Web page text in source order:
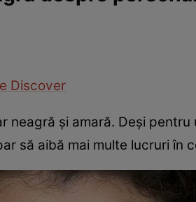
Discover
neagră și amară. Deși pentru
să aibă mai multe lucruri în